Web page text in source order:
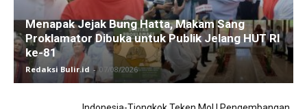
Menapak Jejak Bung Hatta, Makam Sang
Proklamator Dibuka untuk Publik Jelang HUT RI
ke-81
Redaksi Bulir.id - 07/08/2026